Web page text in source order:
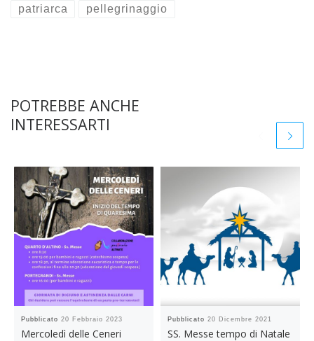
patriarca pellegrinaggio
POTREBBE ANCHE
INTERESSARTI
Pubblicato20 Febbraio 2023
Mercoledì delle Ceneri
Pubblicato20 Dicembre 2021
SS. Messe tempo di Natale